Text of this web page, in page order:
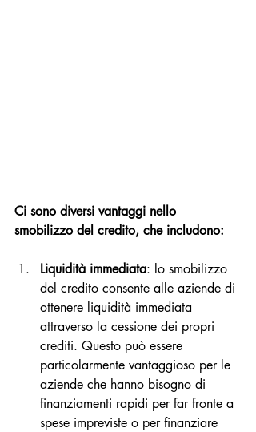
Ci sono diversi vantaggi nello
smobilizzo del credito, che includono:
Liquidità immediata: lo smobilizzo
del credito consente alle aziende di
ottenere liquidità immediata
attraverso la cessione dei propri
crediti. Questo può essere
particolarmente vantaggioso per le
aziende che hanno bisogno di
finanziamenti rapidi per far fronte a
spese impreviste o per finanziare